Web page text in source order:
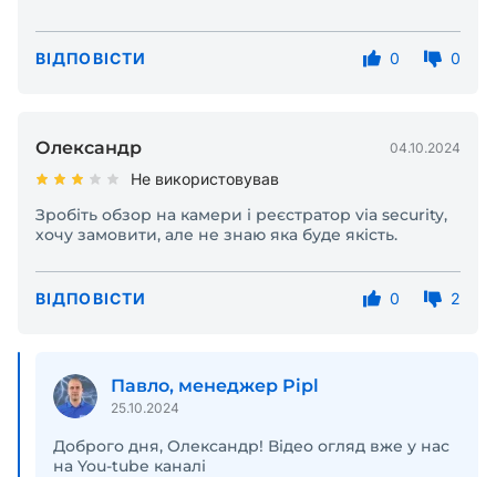
ВІДПОВІСТИ 0 0
Олександр
Не використовував
04.10.2024
Зробіть обзор на камери і реєстратор via security,
хочу замовити, але не знаю яка буде якість.
ВІДПОВІСТИ 0 2
Павло, менеджер Pipl
25.10.2024
Доброго дня, Олександр! Відео огляд вже у нас
на You-tube каналі